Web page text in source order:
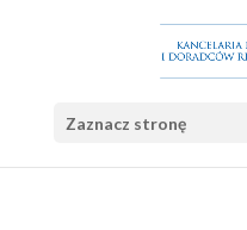
Zaznacz stronę